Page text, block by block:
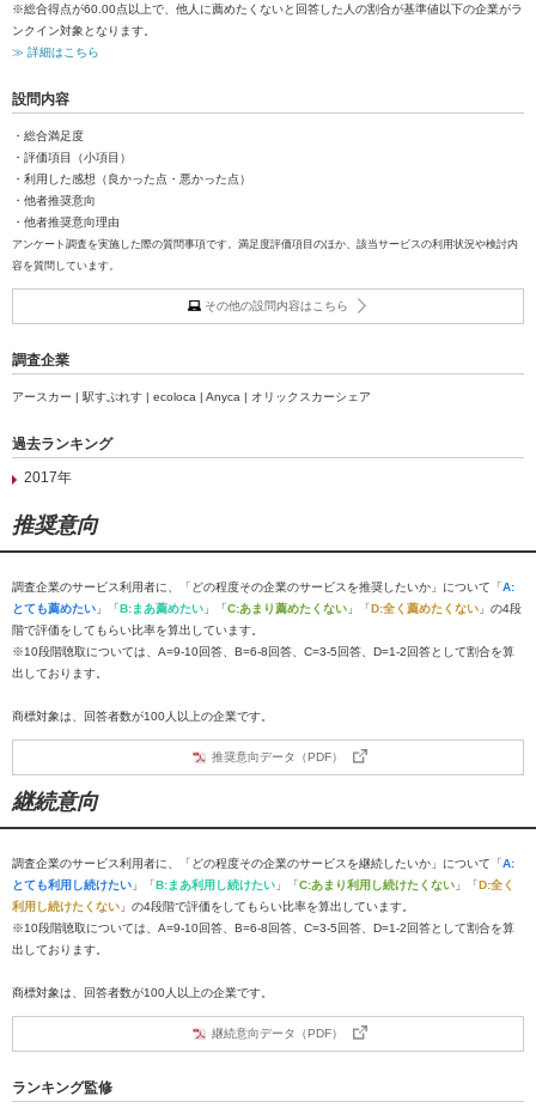
※総合得点が60.00点以上で、他人に薦めたくないと回答した人の割合が基準値以下の企業がラ
ンクイン対象となります。
≫ 詳細はこちら
設問内容
・総合満足度
・評価項目（小項目）
・利用した感想（良かった点・悪かった点）
・他者推奨意向
・他者推奨意向理由
アンケート調査を実施した際の質問事項です。満足度評価項目のほか、該当サービスの利用状況や検討内
容を質問しています。
その他の設問内容はこちら
調査企業
アースカー | 駅すぷれす | ecoloca | Anyca | オリックスカーシェア
過去ランキング
2017年
推奨意向
調査企業のサービス利用者に、「どの程度その企業のサービスを推奨したいか」について「A:
とても薦めたい 」「B:まあ薦めたい 」「C:あまり薦めたくない 」「D:全く薦めたくない 」の4段
階で評価をしてもらい比率を算出しています。
※10段階聴取については、A=9-10回答、B=6-8回答、C=3-5回答、D=1-2回答として割合を算
出しております。
商標対象は、回答者数が100人以上の企業です。
推奨意向データ（PDF）
継続意向
調査企業のサービス利用者に、「どの程度その企業のサービスを継続したいか」について「A:
とても利用し続けたい 」「B:まあ利用し続けたい 」「C:あまり利用し続けたくない 」「D:全く
利用し続けたくない 」の4段階で評価をしてもらい比率を算出しています。
※10段階聴取については、A=9-10回答、B=6-8回答、C=3-5回答、D=1-2回答として割合を算
出しております。
商標対象は、回答者数が100人以上の企業です。
継続意向データ（PDF）
ランキング監修